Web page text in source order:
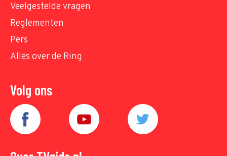
Veelgestelde vragen
Reglementen
Pers
Alles over de Ring
Volg ons